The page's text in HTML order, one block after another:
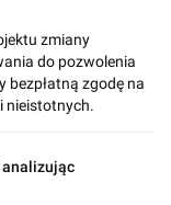
zmiany
do pozwolenia
bezpłatną zgodę na
nieistotnych.
analizując